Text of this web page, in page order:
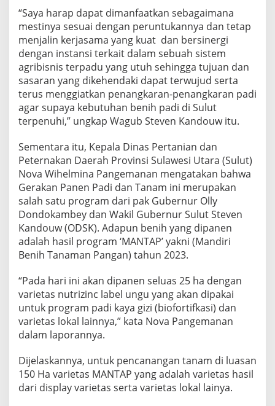
a
p
a
“Saya harap dapat dimanfaatkan sebagaimana
mestinya sesuai dengan peruntukannya dan tetap
menjalin kerjasama yang kuat dan bersinergi
dengan instansi terkait dalam sebuah sistem
agribisnis terpadu yang utuh sehingga tujuan dan
sasaran yang dikehendaki dapat terwujud serta
terus menggiatkan penangkaran-penangkaran padi
agar supaya kebutuhan benih padi di Sulut
terpenuhi,” ungkap Wagub Steven Kandouw itu.
Sementara itu, Kepala Dinas Pertanian dan
Peternakan Daerah Provinsi Sulawesi Utara (Sulut)
Nova Wihelmina Pangemanan mengatakan bahwa
Gerakan Panen Padi dan Tanam ini merupakan
salah satu program dari pak Gubernur Olly
Dondokambey dan Wakil Gubernur Sulut Steven
Kandouw (ODSK). Adapun benih yang dipanen
adalah hasil program ‘MANTAP’ yakni (Mandiri
Benih Tanaman Pangan) tahun 2023.
“Pada hari ini akan dipanen seluas 25 ha dengan
varietas nutrizinc label ungu yang akan dipakai
untuk program padi kaya gizi (biofortifkasi) dan
varietas lokal lainnya,” kata Nova Pangemanan
dalam laporannya.
Dijelaskannya, untuk pencanangan tanam di luasan
150 Ha varietas MANTAP yang adalah varietas hasil
dari display varietas serta varietas lokal lainya.